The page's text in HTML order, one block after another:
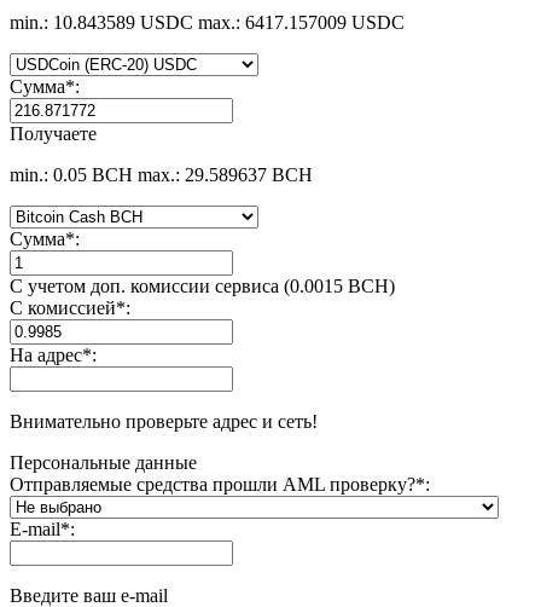
min.: 10.843589 USDC max.: 6417.157009 USDC
Сумма*:
Получаете
min.: 0.05 BCH max.: 29.589637 BCH
Сумма*:
С учетом доп. комиссии сервиса (0.0015 BCH)
С комиссией*:
На адрес*:
Внимательно проверьте адрес и сеть!
Персональные данные
Отправляемые средства прошли AML проверку?*:
E-mail*:
Введите ваш e-mail